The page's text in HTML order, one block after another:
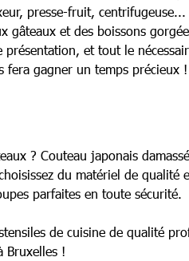
presse-fruit,
gâteaux et des boissons
présentation, et tout le
fera gagner un temps précieux !
? Couteau japonais
du matériel de qualité
parfaites en toute sécurité.
de cuisine de qualité
Bruxelles !